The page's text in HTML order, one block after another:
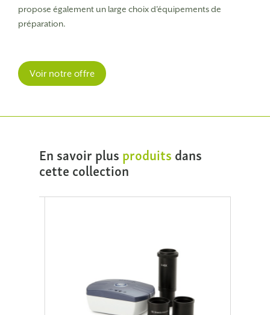
propose également un large choix d'équipements de
préparation.
Voir notre offre
En savoir plus produits dans
cette collection